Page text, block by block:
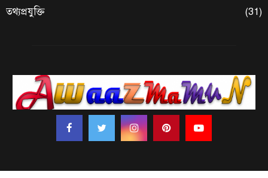
তথ্যপ্রযুক্তি
(31)